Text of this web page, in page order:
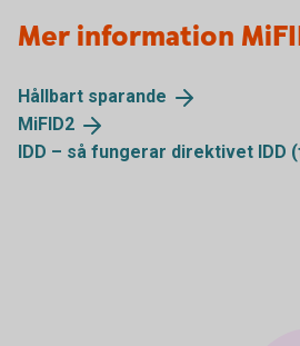
Mer information
Hållbart sparande
MiFID2
IDD – så fungerar direktivet IDD